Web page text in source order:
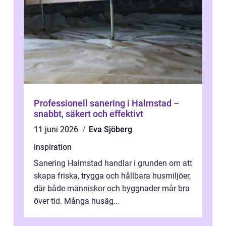
Professionell sanering i Halmstad –
snabbt, säkert och effektivt
11 juni 2026
Eva Sjöberg
inspiration
Sanering Halmstad handlar i grunden om att
skapa friska, trygga och hållbara husmiljöer,
där både människor och byggnader mår bra
över tid. Många husäg...